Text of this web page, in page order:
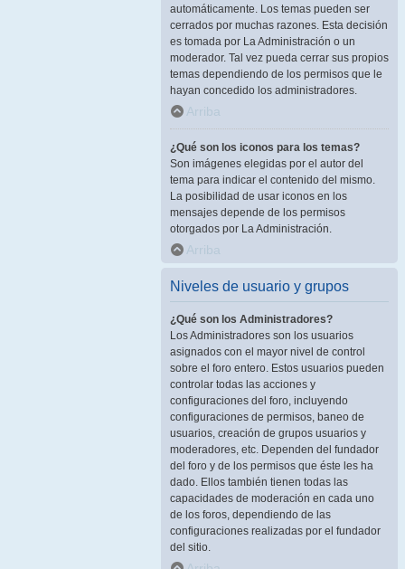
automáticamente. Los temas pueden ser
cerrados por muchas razones. Esta decisión
es tomada por La Administración o un
moderador. Tal vez pueda cerrar sus propios
temas dependiendo de los permisos que le
hayan concedido los administradores.
Arriba
¿Qué son los iconos para los temas?
Son imágenes elegidas por el autor del
tema para indicar el contenido del mismo.
La posibilidad de usar iconos en los
mensajes depende de los permisos
otorgados por La Administración.
Arriba
Niveles de usuario y grupos
¿Qué son los Administradores?
Los Administradores son los usuarios
asignados con el mayor nivel de control
sobre el foro entero. Estos usuarios pueden
controlar todas las acciones y
configuraciones del foro, incluyendo
configuraciones de permisos, baneo de
usuarios, creación de grupos usuarios y
moderadores, etc. Dependen del fundador
del foro y de los permisos que éste les ha
dado. Ellos también tienen todas las
capacidades de moderación en cada uno
de los foros, dependiendo de las
configuraciones realizadas por el fundador
del sitio.